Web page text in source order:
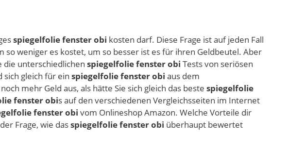
spiegelfolie fenster obi kosten darf. Diese Frage ist auf jeden Fall
so weniger es kostet, um so besser ist es für ihren Geldbeutel. Aber
die unterschiedlichen spiegelfolie fenster obi Tests von seriösen
sich gleich für ein spiegelfolie fenster obi aus dem
mehr Geld aus, als hätte Sie sich gleich das beste spiegelfolie
fenster obis auf den verschiedenen Vergleichsseiten im Internet
fenster obi vom Onlineshop Amazon. Welche Vorteile dir
Frage, wie dasspiegelfolie fenster obi überhaupt bewertet